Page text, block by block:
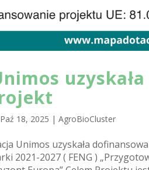
Paź 18, 2025 |AgroBioCluster
Unimos uzyskała
2021-2027 ( FENG )